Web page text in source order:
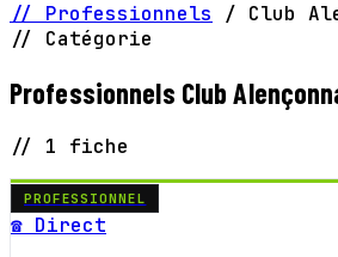
// Professionnels / Club
// Catégorie
Professionnels Club
// 1 fiche
PROFESSIONNEL
☎ Direct